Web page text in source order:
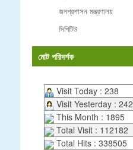
জনপ্রশাসন মন্ত্রণালয়
সিপিটিউ
মোট পরিদর্শক
Visit Today : 238
Visit Yesterday : 242
This Month : 1895
Total Visit : 112182
Total Hits : 338505